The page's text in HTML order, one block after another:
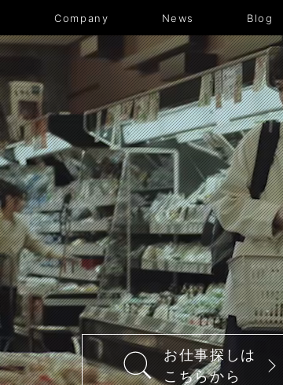
Company News Blog
お仕事探しは
こちらから